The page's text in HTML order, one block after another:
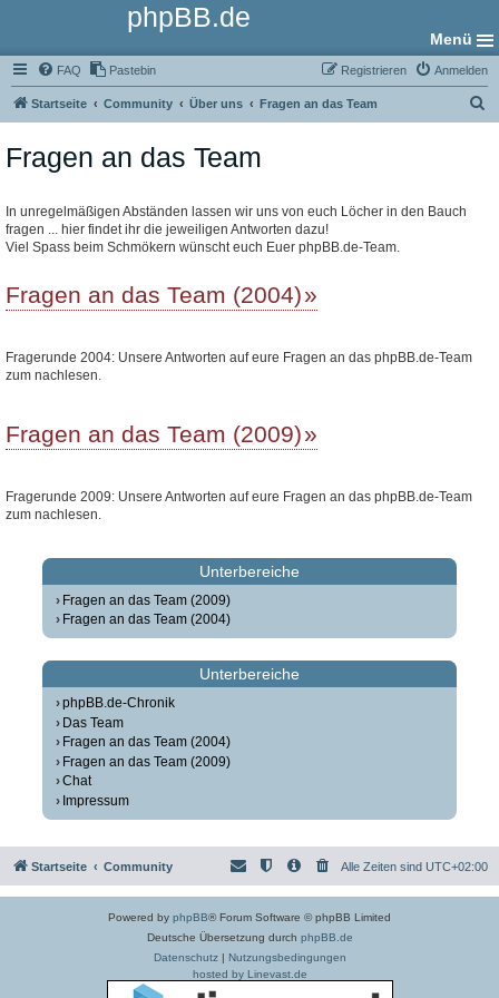
phpBB.de
Menü
FAQ Pastebin Anmelden
Registrieren
Startseite Community Über uns Fragen an das Team
Fragen an das Team
In unregelmäßigen Abständen lassen wir uns von euch Löcher in den Bauch
fragen ... hier findet ihr die jeweiligen Antworten dazu!
Viel Spass beim Schmökern wünscht euch Euer phpBB.de-Team.
Fragen an das Team (2004)
Fragerunde 2004: Unsere Antworten auf eure Fragen an das phpBB.de-Team
zum nachlesen.
Fragen an das Team (2009)
Fragerunde 2009: Unsere Antworten auf eure Fragen an das phpBB.de-Team
zum nachlesen.
Unterbereiche
Fragen an das Team (2009)
Fragen an das Team (2004)
Unterbereiche
phpBB.de-Chronik
Das Team
Fragen an das Team (2004)
Fragen an das Team (2009)
Chat
Impressum
Startseite Community Alle Zeiten sind UTC+02:00
Powered by phpBB® Forum Software © phpBB Limited
Deutsche Übersetzung durch phpBB.de
Datenschutz| Nutzungsbedingungen
hosted by Linevast.de